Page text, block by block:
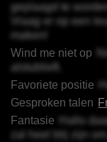
geplaagd te
Vraag er op een
maken!
Wind me niet op
alstublieft.
Favoriete positie
Gesproken talen
Fantasie
Hallo
zal heel blij zijn